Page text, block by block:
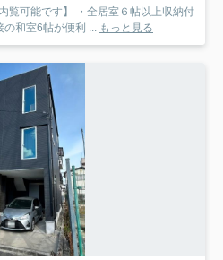
覧可能です】 ・全居室６帖以上収納付
和室6帖が便利 ...
もっと見る